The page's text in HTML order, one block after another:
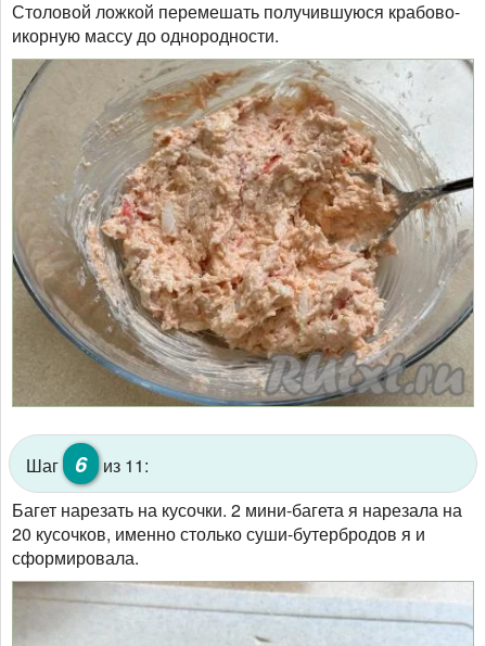
Столовой ложкой перемешать получившуюся крабово-
икорную массу до однородности.
Шаг 6
из 11:
Багет нарезать на кусочки. 2 мини-багета я нарезала на
20 кусочков, именно столько суши-бутербродов я и
сформировала.